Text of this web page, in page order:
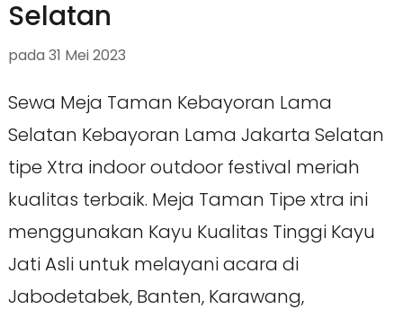
Selatan
pada 31 Mei 2023
Sewa Meja Taman Kebayoran Lama
Selatan Kebayoran Lama Jakarta Selatan
tipe Xtra indoor outdoor festival meriah
kualitas terbaik. Meja Taman Tipe xtra ini
menggunakan Kayu Kualitas Tinggi Kayu
Jati Asli untuk melayani acara di
Jabodetabek, Banten, Karawang,